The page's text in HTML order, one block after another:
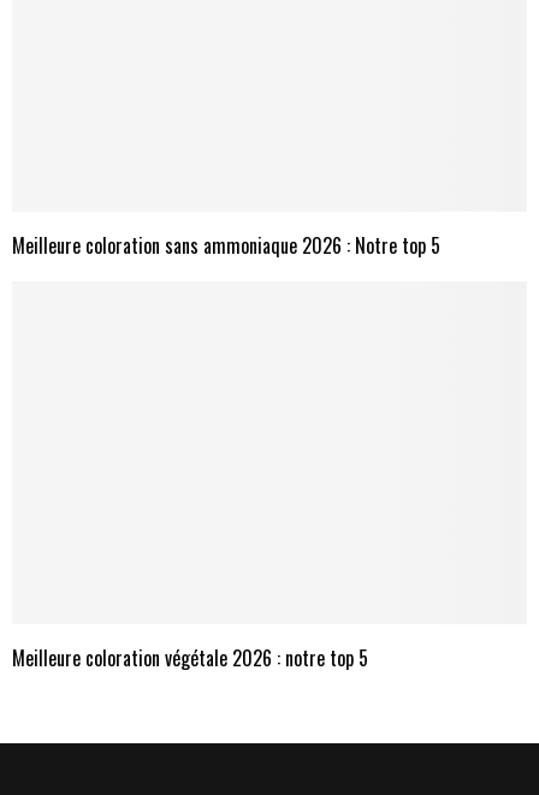
Meilleure coloration sans ammoniaque 2026 : Notre top 5
Meilleure coloration végétale 2026 : notre top 5